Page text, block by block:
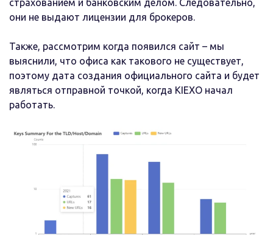
страхованием и банковским делом. Следовательно,
они не выдают лицензии для брокеров.
Также, рассмотрим когда появился сайт – мы
выяснили, что офиса как такового не существует,
поэтому дата создания официального сайта и будет
являться отправной точкой, когда KIEXO начал
работать.